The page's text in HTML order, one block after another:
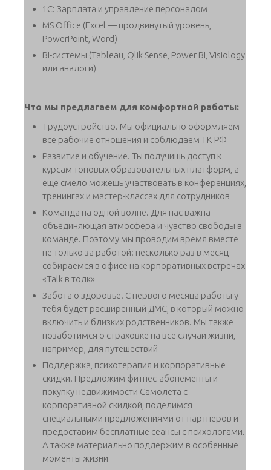
1С: Зарплата и управление персоналом
MS Office (Excel — продвинутый уровень,
PowerPoint, Word)
BI-системы (Tableau, Qlik Sense, Power BI, Visiology
или аналоги)
Что мы предлагаем для комфортной работы:
Трудоустройство. Мы официально оформляем
все рабочие отношения и соблюдаем ТК РФ
Развитие и обучение. Ты получишь доступ к
курсам топовых образовательных платформ, а
еще смело можешь участвовать в конференциях,
тренингах и мастер-классах для сотрудников
Команда на одной волне. Для нас важна
объединяющая атмосфера и чувство свободы в
команде. Поэтому мы проводим время вместе
не только за работой: несколько раз в месяц
собираемся в офисе на корпоративных встречах
«Talk в толк»
Забота о здоровье. С первого месяца работы у
тебя будет расширенный ДМС, в который можно
включить и близких родственников. Мы также
позаботимся о страховке на все случаи жизни,
например, для путешествий
Поддержка, психотерапия и корпоративные
скидки. Предложим фитнес-абонементы и
покупку недвижимости Самолета с
корпоративной скидкой, поделимся
специальными предложениями от партнеров и
предоставим бесплатные сеансы с психологами.
А также материально поддержим в особенные
моменты жизни